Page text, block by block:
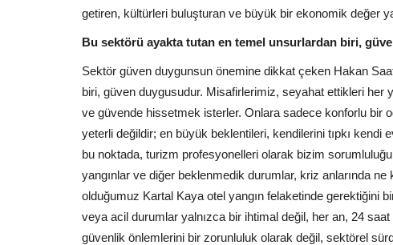
getiren, kültürleri buluşturan ve büyük bir ekonomik değer
Bu sektörü ayakta tutan en temel unsurlardan biri,
Sektör güven duygunsun önemine dikkat çeken Hakan
biri, güven duygusudur. Misafirlerimiz, seyahat ettikleri her
ve güvende hissetmek isterler. Onlara sadece konforlu bir
yeterli değildir; en büyük beklentileri, kendilerini tıpkı
bu noktada, turizm profesyonelleri olarak bizim
yangınlar ve diğer beklenmedik durumlar, kriz anlarında ne
olduğumuz Kartal Kaya otel yangın felaketinde gerektiğini
veya acil durumlar yalnızca bir ihtimal değil, her an, 24
güvenlik önlemlerini bir zorunluluk olarak değil, sektörel